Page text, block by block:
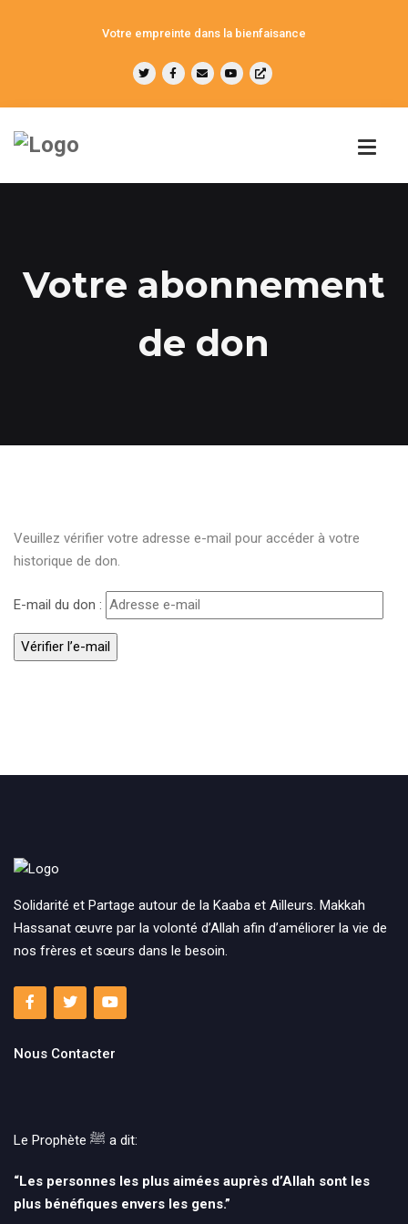
Votre empreinte dans la bienfaisance
Votre abonnement
de don
Veuillez vérifier votre adresse e-mail pour accéder à votre
historique de don.
E-mail du don :
Solidarité et Partage autour de la Kaaba et Ailleurs. Makkah
Hassanat œuvre par la volonté d’Allah afin d’améliorer la vie de
nos frères et sœurs dans le besoin.
Nous Contacter
Le Prophète ﷺ‎ a dit:
“Les personnes les plus aimées auprès d’Allah sont les
plus bénéfiques envers les gens.”